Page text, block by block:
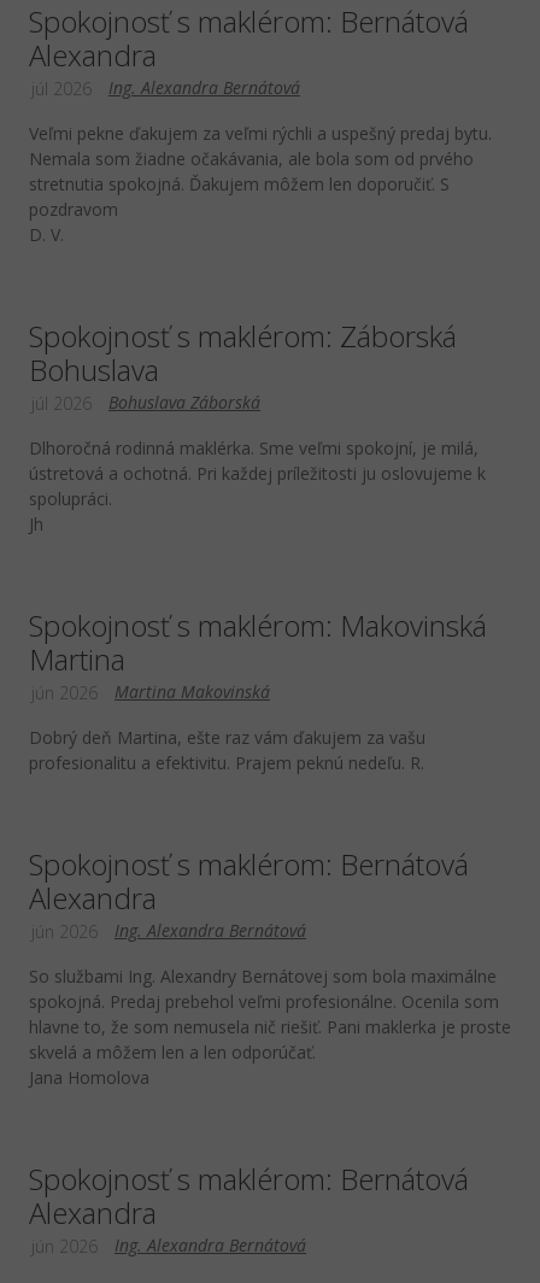
Spokojnosť s maklérom: Bernátová
Alexandra
Ing. Alexandra Bernátová
júl 2026
Veľmi pekne ďakujem za veľmi rýchli a uspešný predaj bytu.
Nemala som žiadne očakávania, ale bola som od prvého
stretnutia spokojná. Ďakujem môžem len doporučiť. S
pozdravom
D. V.
Spokojnosť s maklérom: Záborská
Bohuslava
Bohuslava Záborská
júl 2026
Dlhoročná rodinná maklérka. Sme veľmi spokojní, je milá,
ústretová a ochotná. Pri každej príležitosti ju oslovujeme k
spolupráci.
Jh
Spokojnosť s maklérom: Makovinská
Martina
Martina Makovinská
jún 2026
Dobrý deň Martina, ešte raz vám ďakujem za vašu
profesionalitu a efektivitu. Prajem peknú nedeľu. R.
Spokojnosť s maklérom: Bernátová
Alexandra
Ing. Alexandra Bernátová
jún 2026
So službami Ing. Alexandry Bernátovej som bola maximálne
spokojná. Predaj prebehol veľmi profesionálne. Ocenila som
hlavne to, že som nemusela nič riešiť. Pani maklerka je proste
skvelá a môžem len a len odporúčať.
Jana Homolova
Spokojnosť s maklérom: Bernátová
Alexandra
Ing. Alexandra Bernátová
jún 2026